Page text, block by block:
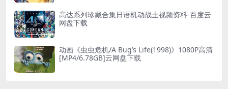
高达系列珍藏合集日语机动战士视频资料-百度云
网盘下载
动画《虫虫危机/A Bug’s Life(1998)》1080P高清
[MP4/6.78GB]云网盘下载